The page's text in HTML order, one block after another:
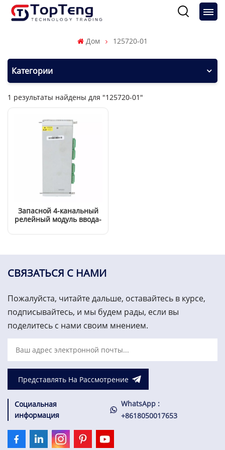
Дом 125720-01
Категории
1 результаты найдены для "125720-01"
Запасной 4-канальный
релейный модуль ввода-
125720-01
ЧИТАТЬ ДАЛЕЕ
СВЯЗАТЬСЯ С НАМИ
Пожалуйста, читайте дальше, оставайтесь в курсе,
подписывайтесь, и мы будем рады, если вы
поделитесь с нами своим мнением.
Представлять На Рассмотрение
Социальная
информация
WhatsApp :
+8618050017653